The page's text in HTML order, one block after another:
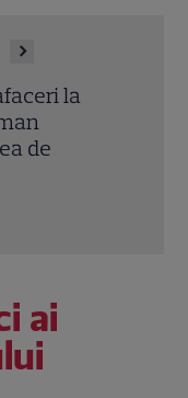
Stifler din
la 64
care o
ai